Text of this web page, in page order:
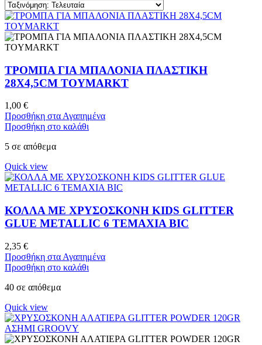
ΤΡΟΜΠΑ ΓΙΑ ΜΠΑΛΟΝΙΑ ΠΛΑΣΤΙΚΗ
28X4,5CM TOYMARKT
1,00 €
Προσθήκη στα Αγαπημένα
Προσθήκη στο καλάθι
5 σε απόθεμα
Quick view
ΚΟΛΛΑ ΜΕ ΧΡΥΣΟΣΚΟΝΗ KIDS GLITTER
GLUE METALLIC 6 ΤΕΜΑΧΙΑ BIC
2,35 €
Προσθήκη στα Αγαπημένα
Προσθήκη στο καλάθι
40 σε απόθεμα
Quick view